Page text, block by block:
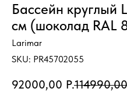
Бассейн круглый
см (шоколад RAL
Larimar
SKU: PR45702055
92000,00 Р.114990,00